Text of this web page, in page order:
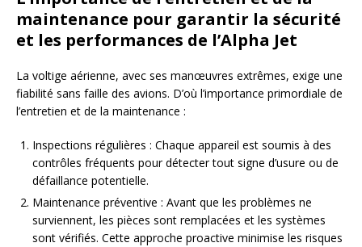
maintenance pour garantir la sécurité
et les performances de l’Alpha Jet
La voltige aérienne, avec ses manœuvres extrêmes, exige une
fiabilité sans faille des avions. D’où l’importance primordiale de
l’entretien et de la maintenance :
Inspections régulières : Chaque appareil est soumis à des
contrôles fréquents pour détecter tout signe d’usure ou de
défaillance potentielle.
Maintenance préventive : Avant que les problèmes ne
surviennent, les pièces sont remplacées et les systèmes
sont vérifiés. Cette approche proactive minimise les risques